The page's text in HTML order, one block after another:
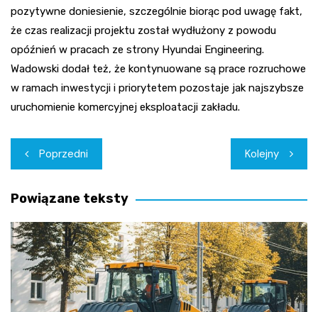
pozytywne doniesienie, szczególnie biorąc pod uwagę fakt,
że czas realizacji projektu został wydłużony z powodu
opóźnień w pracach ze strony Hyundai Engineering.
Wadowski dodał też, że kontynuowane są prace rozruchowe
w ramach inwestycji i priorytetem pozostaje jak najszybsze
uruchomienie komercyjnej eksploatacji zakładu.
Nawigacja
wpisu
Poprzedni Kolejny
Powiązane teksty